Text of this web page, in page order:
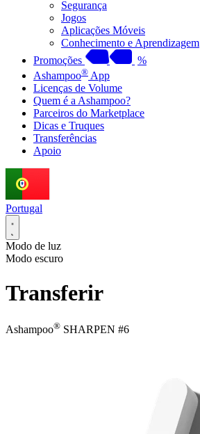
Segurança
Jogos
Aplicações Móveis
Conhecimento e Aprendizagem
Promoções
%
Ashampoo® App
Licenças de Volume
Quem é a Ashampoo?
Parceiros do Marketplace
Dicas e Truques
Transferências
Apoio
Portugal
Modo de luz
Modo escuro
Transferir
Ashampoo® SHARPEN #6